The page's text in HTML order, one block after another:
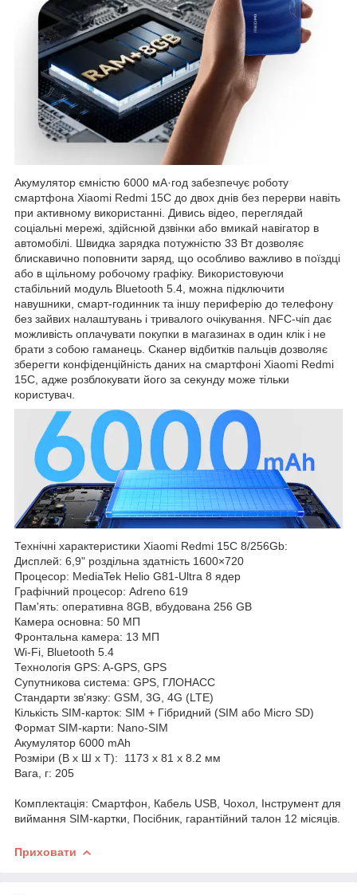
Акумулятор ємністю 6000 мА·год забезпечує роботу
смартфона Xiaomi Redmi 15C до двох днів без перерви навіть
при активному використанні. Дивись відео, переглядай
соціальні мережі, здійснюй дзвінки або вмикай навігатор в
автомобілі. Швидка зарядка потужністю 33 Вт дозволяє
блискавично поповнити заряд, що особливо важливо в поїздці
або в щільному робочому графіку. Використовуючи
стабільний модуль Bluetooth 5.4, можна підключити
навушники, смарт-годинник та іншу периферію до телефону
без зайвих налаштувань і тривалого очікування. NFC-чіп дає
можливість оплачувати покупки в магазинах в один клік і не
брати з собою гаманець. Сканер відбитків пальців дозволяє
зберегти конфіденційність даних на смартфоні Xiaomi Redmi
15C, адже розблокувати його за секунду може тільки
користувач.
Технічні характеристики Xiaomi Redmi 15C 8/256Gb:
Дисплей: 6,9" роздільна здатність 1600×720
Процесор: MediaTek Helio G81-Ultra 8 ядер
Графічний процесор: Adreno 619
Пам'ять: оперативна 8GB, вбудована 256 GB
Камера основна: 50 МП
Фронтальна камера: 13 МП
Wi-Fi, Bluetooth 5.4
Технологія GPS: A-GPS, GPS
Супутникова система: GPS, ГЛОНАСС
Стандарти зв'язку: GSM, 3G, 4G (LTE)
Кількість SIM-карток: SIM + Гібридний (SIM або Micro SD)
Формат SIM-карти: Nano-SIM
Акумулятор 6000 mAh
Розміри (В х Ш х Т): 1173 x 81 x 8.2 мм
Вага, г: 205
Комплектація: Смартфон, Кабель USB, Чохол, Інструмент для
виймання SIM-картки, Посібник, гарантійний талон 12 місяців.
Приховати